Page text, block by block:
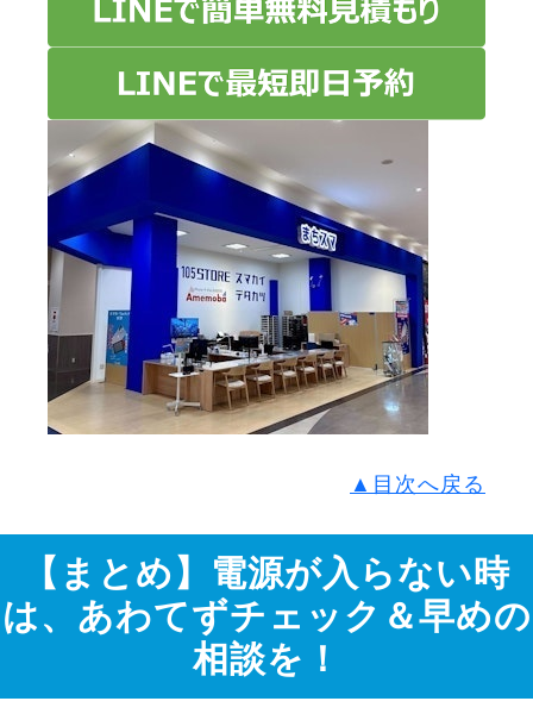
▲目次へ戻る
【まとめ】電源が入らない時
は、あわてずチェック＆早めの
相談を！